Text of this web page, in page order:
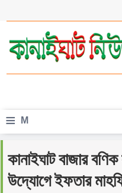
≡ M
n
u
কানাইঘাট বাজার
উদ্যোগে ইফতার